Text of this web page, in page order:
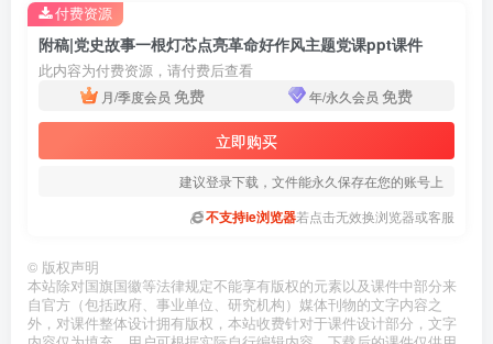
附稿|党史故事一根灯芯点亮革命好作风主题党课ppt课件
此内容为付费资源，请付费后查看
月/季度会员 免费 年/永久会员 免费
立即购买
建议登录下载，文件能永久保存在您的账号上
不支持ie浏览器若点击无效换浏览器或客服
付费资源
© 版权声明
本站除对国旗国徽等法律规定不能享有版权的元素以及课件中部分来
自官方（包括政府、事业单位、研究机构）媒体刊物的文字内容之
外，对课件整体设计拥有版权，本站收费针对于课件设计部分，文字